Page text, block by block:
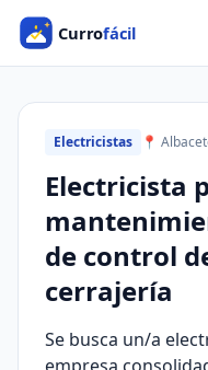
Electricistas 📍
Electricista
de control
cerrajería
Se busca un/a